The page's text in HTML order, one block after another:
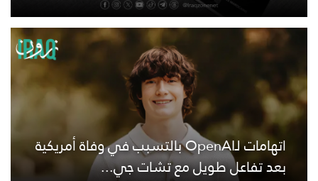
اتهامات لـOpenAI بالتسبب في وفاة أمريكية
بعد تفاعل طويل مع تشات جي...